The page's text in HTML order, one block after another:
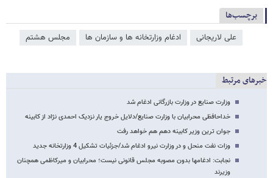
برچسب‌ها
علی لاریجانی ادغام وزارتخانه ها و سازمان ها مجلس هشتم
خبرهای مرتبط
وزارت صنایع در وزارت بازرگانی ادغام شد
خداحافظی محرابیان با وزارت صنایع/دلایل خروج یار نزدیک احمدی نژاد از کابینه
جوان ترین وزیر کابینه دهم هم خواهد رفت
وزات نفت منحل و در وزارت نیرو ادغام شد/جزئیات تشکیل 4 وزارتخانه جدید
نجابت: ادغام​ها بدون مصوبه مجلس قانونی نیست؛ محرابیان و میرکاظمی همچنان
وزیرند